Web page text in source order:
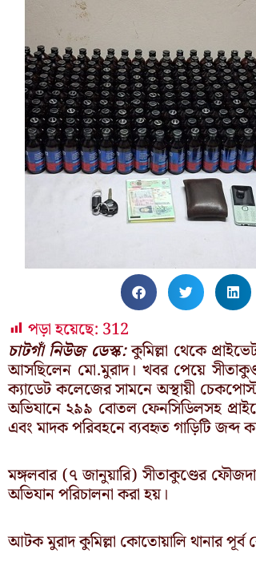
পড়া হয়েছে: 312
চাটগাঁ নিউজ ডেস্ক:কুমিল্লা থেকে
আসছিলেন মো.মুরাদ। খবর পেয়ে
ক্যাডেট কলেজের সামনে অস্থায়ী
অভিযানে ২৯৯ বোতল ফেনসিডিলসহ
এবং মাদক পরিবহনে ব্যবহৃত গাড়িটি জব্দ
মঙ্গলবার (৭ জানুয়ারি) সীতাকুণ্ডের
অভিযান পরিচালনা করা হয়।
আটক মুরাদ কুমিল্লা কোতোয়ালি থানার